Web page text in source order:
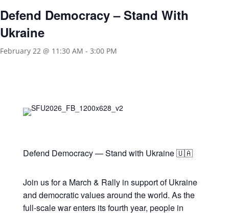
Defend Democracy – Stand With
Ukraine
February 22 @ 11:30 AM - 3:00 PM
Defend Democracy — Stand with Ukraine 🇺🇦
Join us for a March & Rally in support of Ukraine
and democratic values around the world. As the
full-scale war enters its fourth year, people in